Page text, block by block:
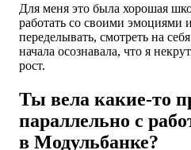
Для меня это была хорошая
работать со своими эмоциями
переделывать, смотреть на
начала осознавала, что я
рост.
Ты вела какие-то
параллельно с
в Модульбанке?